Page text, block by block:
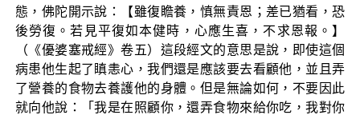
態，佛陀開示說：【雖復瞻養，慎無責恩；差已猶看，恐
後勞復。若見平復如本健時，心應生喜，不求恩報。】
（《優婆塞戒經》卷五）這段經文的意思是說，即使這個
病患他生起了瞋恚心，我們還是應該要去看顧他，並且弄
了營養的食物去養護他的身體。但是無論如何，不要因此
就向他說：「我是在照顧你，還弄食物來給你吃，我對你